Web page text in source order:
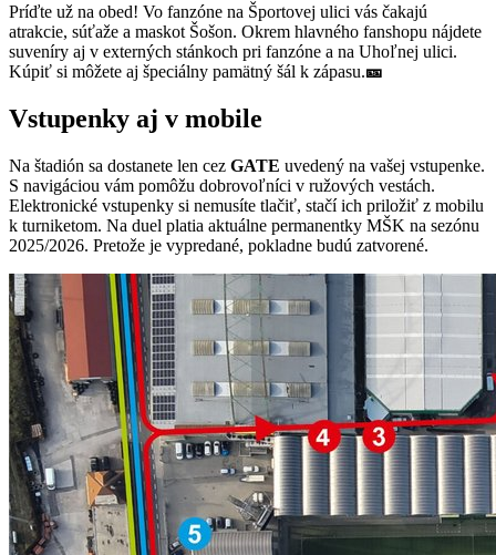
Príďte už na obed! Vo fanzóne na Športovej ulici vás čakajú
atrakcie, súťaže a maskot Šošon. Okrem hlavného fanshopu nájdete
suveníry aj v externých stánkoch pri fanzóne a na Uhoľnej ulici.
Kúpiť si môžete aj špeciálny pamätný šál k zápasu.🎫
Vstupenky aj v mobile
Na štadión sa dostanete len cez GATE uvedený na vašej vstupenke.
S navigáciou vám pomôžu dobrovoľníci v ružových vestách.
Elektronické vstupenky si nemusíte tlačiť, stačí ich priložiť z mobilu
k turniketom. Na duel platia aktuálne permanentky MŠK na sezónu
2025/2026. Pretože je vypredané, pokladne budú zatvorené.